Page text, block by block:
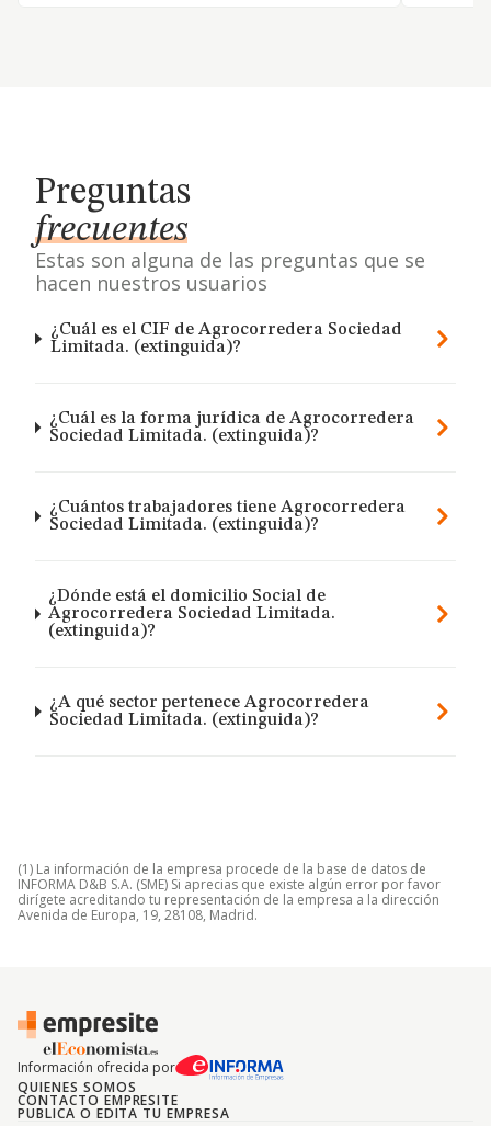
Preguntas
frecuentes
Estas son alguna de las preguntas que se
hacen nuestros usuarios
¿Cuál es el CIF de Agrocorredera Sociedad
Limitada. (extinguida)?
¿Cuál es la forma jurídica de Agrocorredera
Sociedad Limitada. (extinguida)?
¿Cuántos trabajadores tiene Agrocorredera
Sociedad Limitada. (extinguida)?
¿Dónde está el domicilio Social de
Agrocorredera Sociedad Limitada.
(extinguida)?
¿A qué sector pertenece Agrocorredera
Sociedad Limitada. (extinguida)?
(1) La información de la empresa procede de la base de datos de
INFORMA D&B S.A. (SME) Si aprecias que existe algún error por favor
dirígete acreditando tu representación de la empresa a la dirección
Avenida de Europa, 19, 28108, Madrid.
Información ofrecida por
QUIENES SOMOS
CONTACTO EMPRESITE
PUBLICA O EDITA TU EMPRESA